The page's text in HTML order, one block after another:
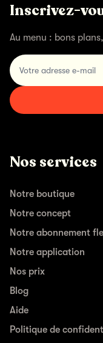
Inscrivez-
Au menu : bons
Votre adresse e-mail
Nos services
Notre boutique
Notre concept
Notre abonnement
Notre application
Nos prix
Blog
Aide
Politique de